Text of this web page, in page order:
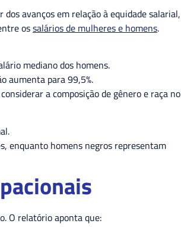
avanços em relação à equidade salarial,
ossalários de mulheres e homens.
mediano dos homens.
aumenta para 99,5%.
a composição de gênero e raça no
enquanto homens negros representam
O relatório aponta que: